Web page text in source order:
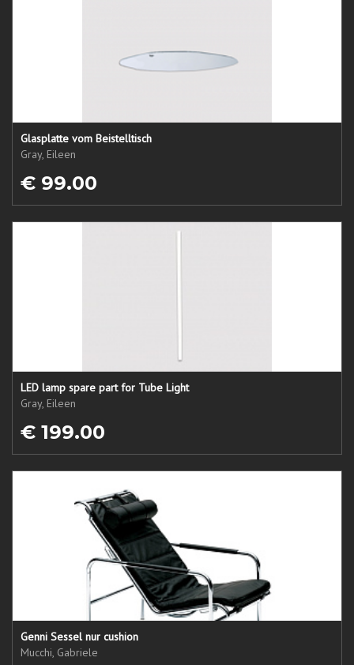
Glasplatte vom Beistelltisch
Gray, Eileen
€ 99.00
LED lamp spare part for Tube Light
Gray, Eileen
€ 199.00
Genni Sessel nur cushion
Mucchi, Gabriele